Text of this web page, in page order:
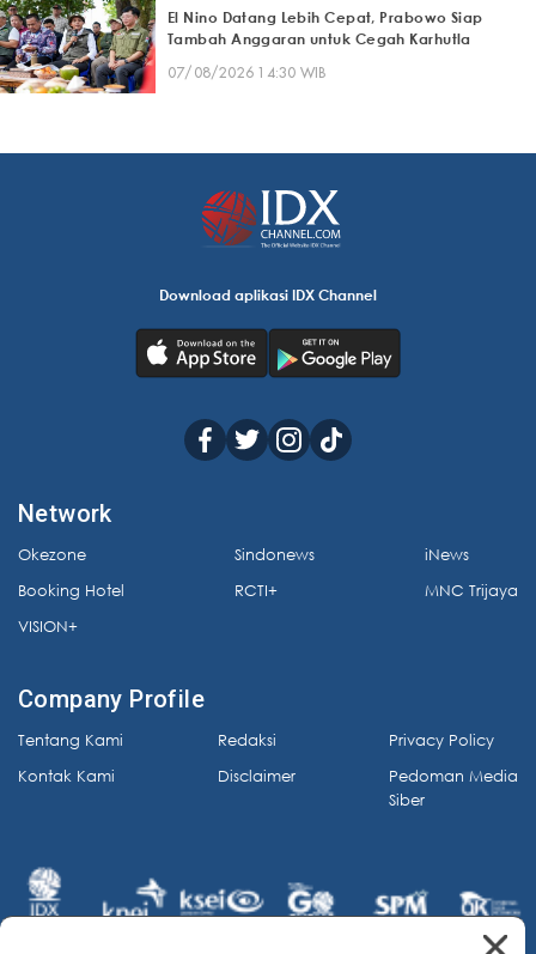
El Nino Datang Lebih Cepat, Prabowo Siap
Tambah Anggaran untuk Cegah Karhutla
07/08/2026 14:30 WIB
Download aplikasi IDX Channel
Network
Okezone
Booking Hotel
VISION+
Sindonews
RCTI+
iNews
MNC Trijaya
Company Profile
Tentang Kami
Kontak Kami
Redaksi
Disclaimer
Privacy Policy
Pedoman Media
Siber